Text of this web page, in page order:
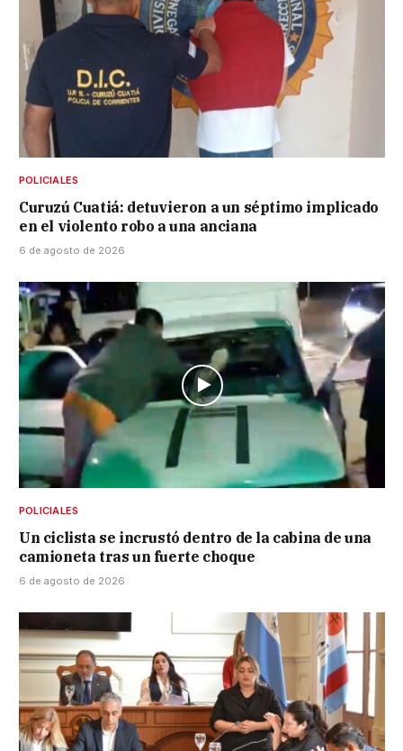
POLICIALES
Curuzú Cuatiá: detuvieron a un séptimo implicado
en el violento robo a una anciana
6 de agosto de 2026
POLICIALES
Un ciclista se incrustó dentro de la cabina de una
camioneta tras un fuerte choque
6 de agosto de 2026